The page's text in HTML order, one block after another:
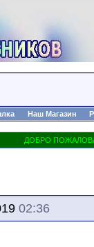
Наш Магазин
02:36